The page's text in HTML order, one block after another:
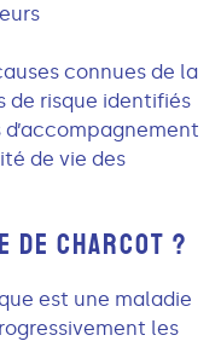
connues de la
de risque identifiés
de vie des
DE CHARCOT ?
est une maladie
les